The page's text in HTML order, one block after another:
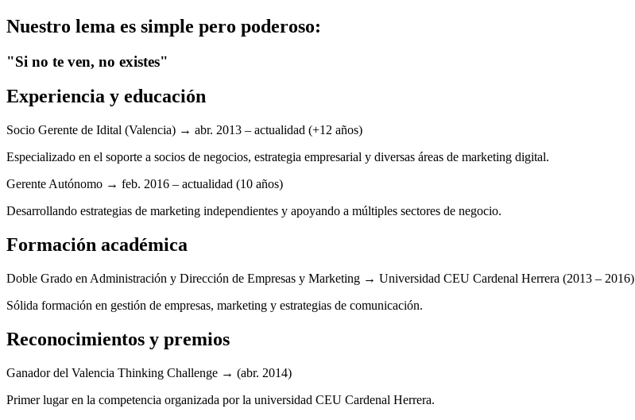
Nuestro lema es simple pero poderoso:
"Si no te ven, no existes"
Experiencia y educación
Socio Gerente de Idital (Valencia) → abr. 2013 – actualidad (+12 años)
Especializado en el soporte a socios de negocios, estrategia empresarial y diversas áreas de marketing digital.
Gerente Autónomo → feb. 2016 – actualidad (10 años)
Desarrollando estrategias de marketing independientes y apoyando a múltiples sectores de negocio.
Formación académica
Doble Grado en Administración y Dirección de Empresas y Marketing → Universidad CEU Cardenal Herrera (2013 – 2016)
Sólida formación en gestión de empresas, marketing y estrategias de comunicación.
Reconocimientos y premios
Ganador del Valencia Thinking Challenge → (abr. 2014)
Primer lugar en la competencia organizada por la universidad CEU Cardenal Herrera.